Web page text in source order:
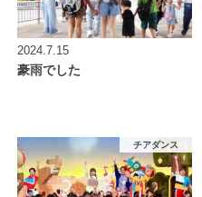
2024.7.15
豪雨でした
チアダンス